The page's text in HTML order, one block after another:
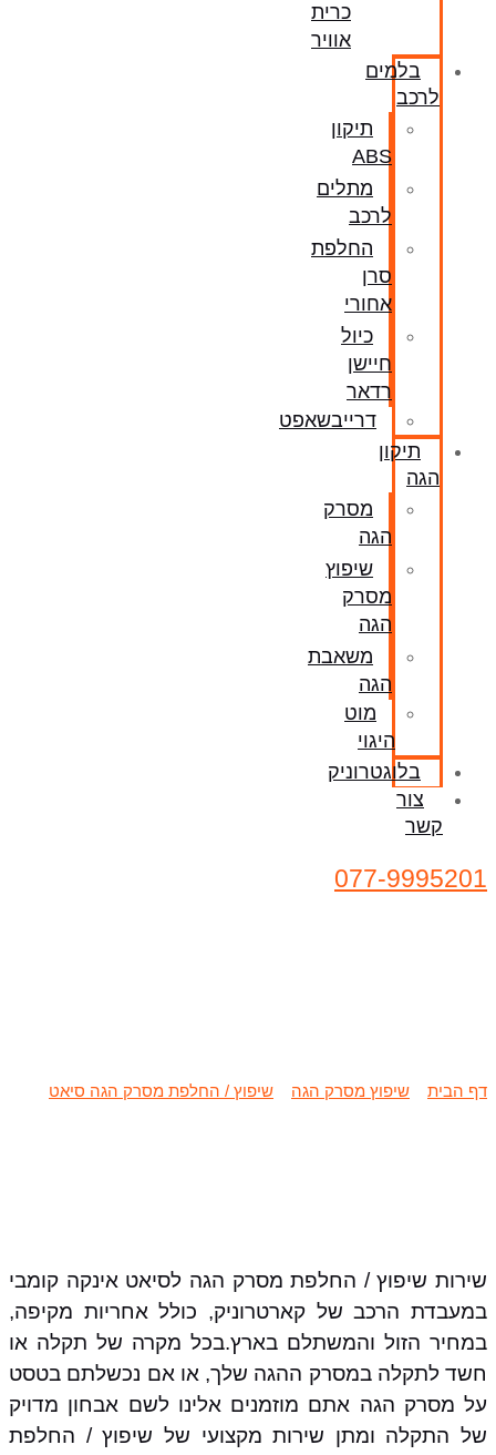
כרית
אוויר
בלמים
לרכב
תיקון
ABS
מתלים
לרכב
החלפת
סרן
אחורי
כיול
חיישן
רדאר
דרייבשאפט
תיקון
הגה
מסרק
הגה
שיפוץ
מסרק
הגה
משאבת
הגה
מוט
היגוי
בלוגטרוניק
צור
קשר
077-9995201
דף הבית שיפוץ מסרק הגה שיפוץ / החלפת מסרק הגה סיאט
שירות שיפוץ / החלפת מסרק הגה לסיאט אינקה קומבי
במעבדת הרכב של קארטרוניק, כולל אחריות מקיפה,
במחיר הזול והמשתלם בארץ.בכל מקרה של תקלה או
חשד לתקלה במסרק ההגה שלך, או אם נכשלתם בטסט
על מסרק הגה אתם מוזמנים אלינו לשם אבחון מדויק
של התקלה ומתן שירות מקצועי של שיפוץ / החלפת